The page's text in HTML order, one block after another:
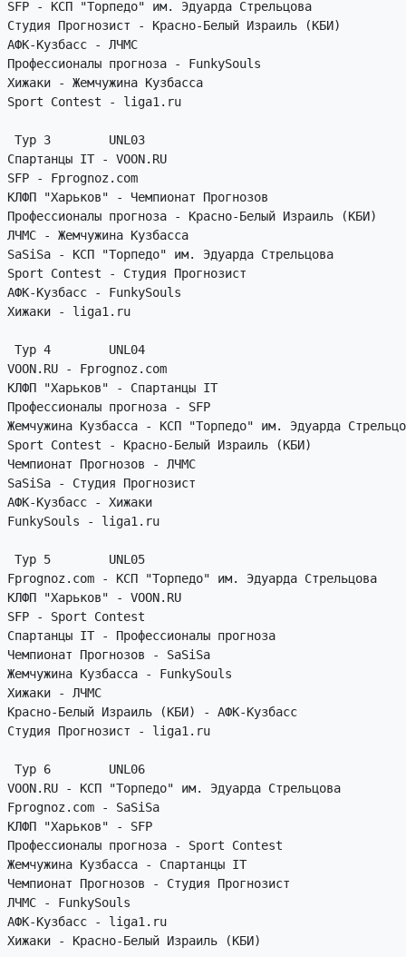
SFP - КСП "Торпедо" им. Эдуарда Стрельцова
Студия Прогнозист - Красно-Белый Израиль (КБИ)
АФК-Кузбасс - ЛЧМС
Профессионалы прогноза - FunkySouls
Хижаки - Жемчужина Кузбасса
Sport Contest - liga1.ru
Тур 3        UNL03
Спартанцы IT - VOON.RU
SFP - Fprognoz.com
КЛФП "Харьков" - Чемпионат Прогнозов
Профессионалы прогноза - Красно-Белый Израиль (КБИ)
ЛЧМС - Жемчужина Кузбасса
SaSiSa - КСП "Торпедо" им. Эдуарда Стрельцова
Sport Contest - Студия Прогнозист
АФК-Кузбасс - FunkySouls
Хижаки - liga1.ru
Тур 4        UNL04
VOON.RU - Fprognoz.com
КЛФП "Харьков" - Спартанцы IT
Профессионалы прогноза - SFP
Жемчужина Кузбасса - КСП "Торпедо" им. Эдуарда
Sport Contest - Красно-Белый Израиль (КБИ)
Чемпионат Прогнозов - ЛЧМС
SaSiSa - Студия Прогнозист
АФК-Кузбасс - Хижаки
FunkySouls - liga1.ru
Тур 5        UNL05
Fprognoz.com - КСП "Торпедо" им. Эдуарда Стрельцова
КЛФП "Харьков" - VOON.RU
SFP - Sport Contest
Спартанцы IT - Профессионалы прогноза
Чемпионат Прогнозов - SaSiSa
Жемчужина Кузбасса - FunkySouls
Хижаки - ЛЧМС
Красно-Белый Израиль (КБИ) - АФК-Кузбасс
Студия Прогнозист - liga1.ru
Тур 6        UNL06
VOON.RU - КСП "Торпедо" им. Эдуарда Стрельцова
Fprognoz.com - SaSiSa
КЛФП "Харьков" - SFP
Профессионалы прогноза - Sport Contest
Жемчужина Кузбасса - Спартанцы IT
Чемпионат Прогнозов - Студия Прогнозист
ЛЧМС - FunkySouls
АФК-Кузбасс - liga1.ru
Хижаки - Красно-Белый Израиль (КБИ)